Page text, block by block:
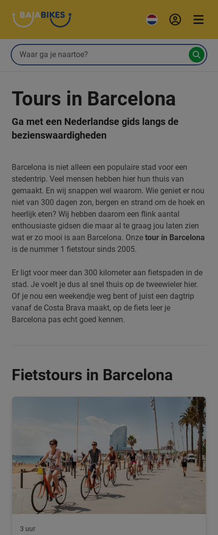
Tours in Barcelona
Ga met een Nederlandse gids langs de
bezienswaardigheden
Barcelona is niet alleen een populaire stad voor een
stedentrip. Veel mensen hebben hier hun thuis van
gemaakt. En wij snappen wel waarom. Wie geniet er nou
niet van 300 dagen zon, bergen en strand om de hoek en
heerlijk eten? Wij hebben daarom een flink aantal
enthousiaste gidsen die maar al te graag jou laten zien
wat er zo mooi is aan Barcelona. Onze tour in Barcelona
is de nummer 1 fietstour sinds 2005.
Er ligt voor meer dan 300 kilometer aan fietspaden in de
stad. Je voelt je dus al snel thuis op de tweewieler hier.
Of je nou een weekendje weg bent of juist een dagtrip
vanaf de Costa Brava maakt, op de fiets leer je
Barcelona pas echt goed kennen.
Fietstours in Barcelona
3 uur